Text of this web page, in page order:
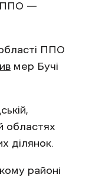
ППО —
ППО
мер Бучі
областях
ділянок.
районі